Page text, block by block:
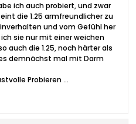
ich auch probiert, und zwar
die 1.25 armfreundlicher zu
und vom Gefühl her
sie nur mit einer weichen
auch die 1.25, noch härter als
demnächst mal mit Darm
Probieren ...